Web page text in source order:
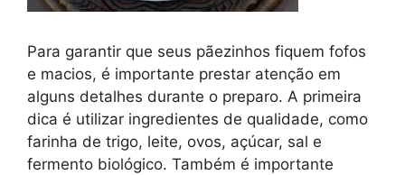
Para garantir que seus pãezinhos fiquem fofos
e macios, é importante prestar atenção em
alguns detalhes durante o preparo. A primeira
dica é utilizar ingredientes de qualidade, como
farinha de trigo, leite, ovos, açúcar, sal e
fermento biológico. Também é importante